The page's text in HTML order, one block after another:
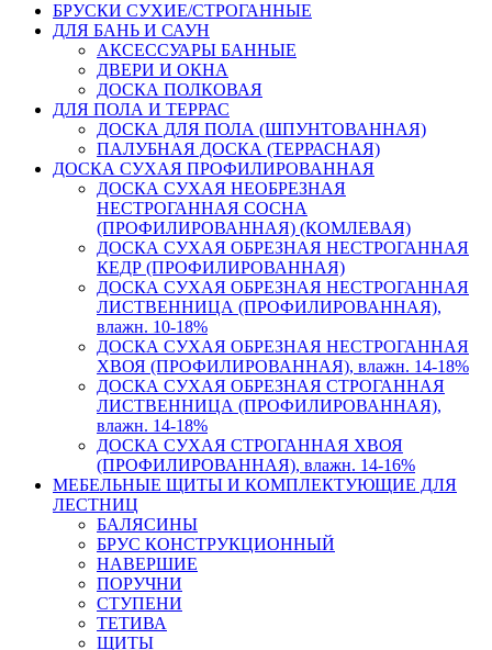
БРУСКИ СУХИЕ/СТРОГАННЫЕ
ДЛЯ БАНЬ И САУН
АКСЕССУАРЫ БАННЫЕ
ДВЕРИ И ОКНА
ДОСКА ПОЛКОВАЯ
ДЛЯ ПОЛА И ТЕРРАС
ДОСКА ДЛЯ ПОЛА (ШПУНТОВАННАЯ)
ПАЛУБНАЯ ДОСКА (ТЕРРАСНАЯ)
ДОСКА СУХАЯ ПРОФИЛИРОВАННАЯ
ДОСКА СУХАЯ НЕОБРЕЗНАЯ
НЕСТРОГАННАЯ СОСНА
(ПРОФИЛИРОВАННАЯ) (КОМЛЕВАЯ)
ДОСКА СУХАЯ ОБРЕЗНАЯ НЕСТРОГАННАЯ
КЕДР (ПРОФИЛИРОВАННАЯ)
ДОСКА СУХАЯ ОБРЕЗНАЯ НЕСТРОГАННАЯ
ЛИСТВЕННИЦА (ПРОФИЛИРОВАННАЯ),
влажн. 10-18%
ДОСКА СУХАЯ ОБРЕЗНАЯ НЕСТРОГАННАЯ
ХВОЯ (ПРОФИЛИРОВАННАЯ), влажн. 14-18%
ДОСКА СУХАЯ ОБРЕЗНАЯ СТРОГАННАЯ
ЛИСТВЕННИЦА (ПРОФИЛИРОВАННАЯ),
влажн. 14-18%
ДОСКА СУХАЯ СТРОГАННАЯ ХВОЯ
(ПРОФИЛИРОВАННАЯ), влажн. 14-16%
МЕБЕЛЬНЫЕ ЩИТЫ И КОМПЛЕКТУЮЩИЕ ДЛЯ
ЛЕСТНИЦ
БАЛЯСИНЫ
БРУС КОНСТРУКЦИОННЫЙ
НАВЕРШИЕ
ПОРУЧНИ
СТУПЕНИ
ТЕТИВА
ЩИТЫ